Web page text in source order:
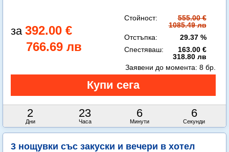
392.00 €
766.69 лв
Стойност:
555.00 €
1085.49 лв
Отстъпка:
29.37 %
Спестяваш:
163.00 €
318.80 лв
2
Дни
23
Часа
6
Минути
4
Секунди
Заявени до момента: 8 бр.
3 нощувки със закуски и вечери в хотел